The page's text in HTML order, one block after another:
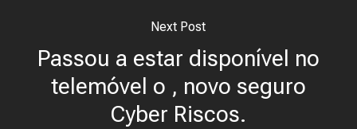
Next Post
Passou a estar disponível no
telemóvel o , novo seguro
Cyber Riscos.